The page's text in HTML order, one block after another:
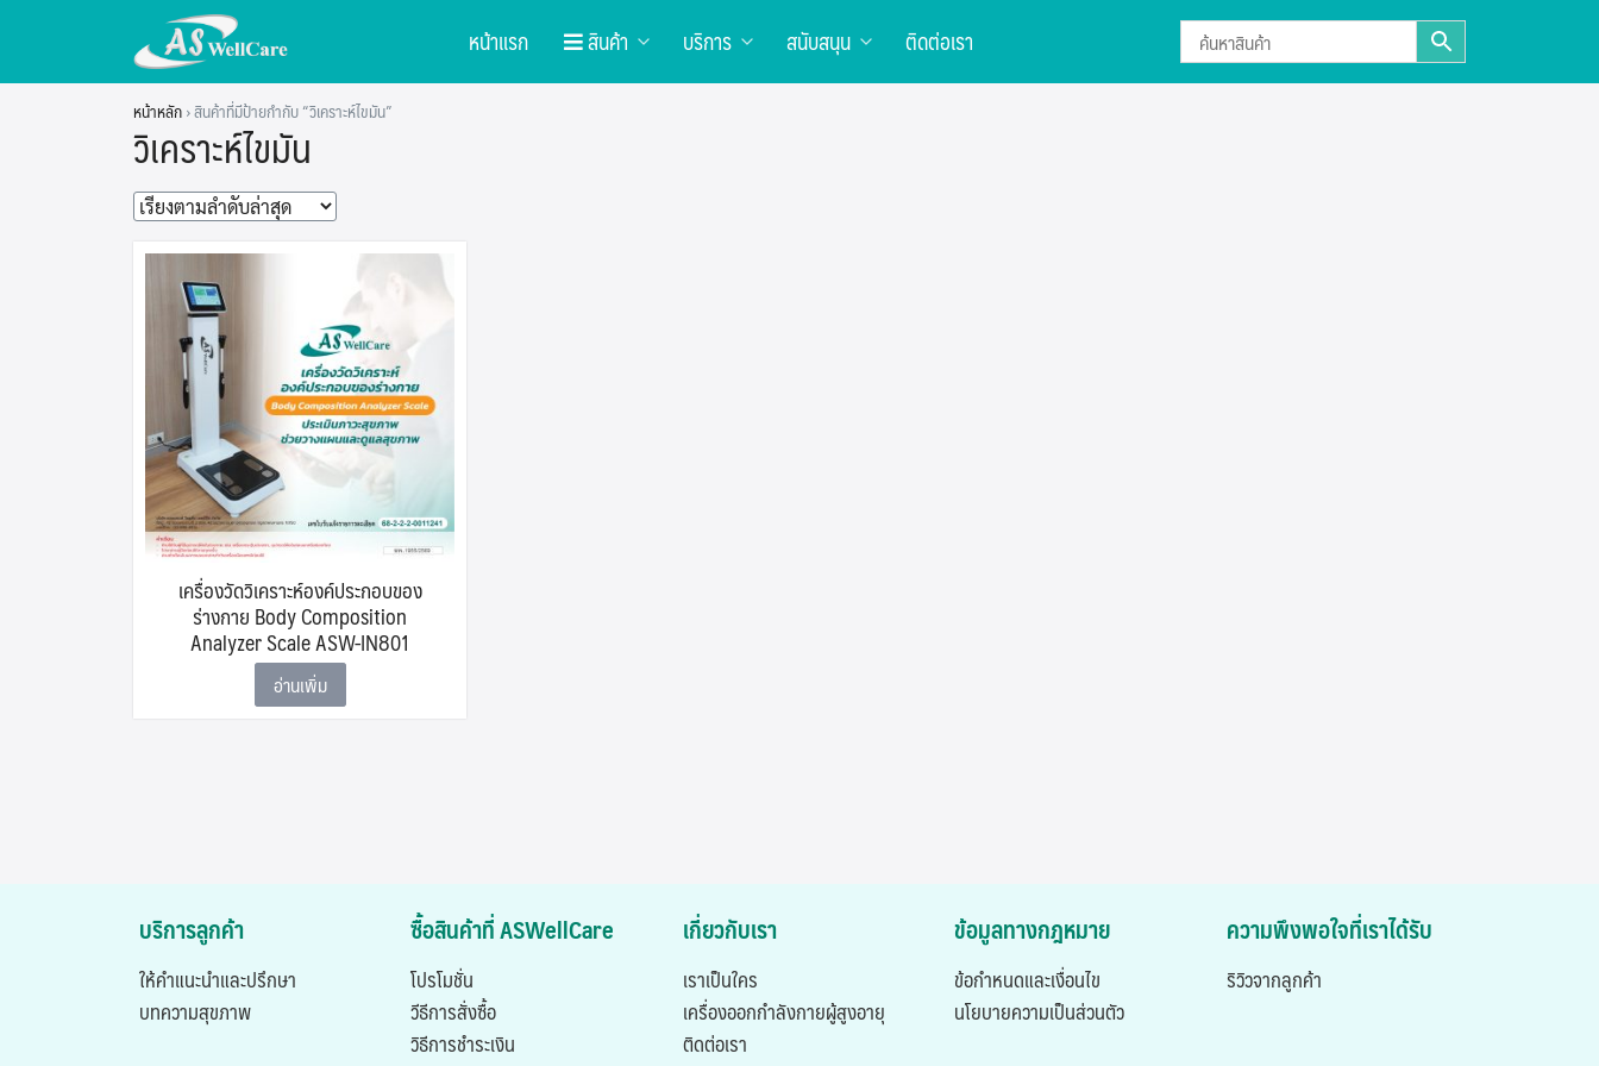
หน้าแรก สินค้า บริการ สนับสนุน ติดต่อเรา
หน้าหลัก›สินค้าที่มีป้ายกำกับ “วิเคราะห์ไขมัน”
วิเคราะห์ไขมัน
เครื่องวัดวิเคราะห์องค์ประกอบของ
ร่างกาย Body Composition
Analyzer Scale ASW-IN801
อ่านเพิ่ม
บริการลูกค้า
ให้คำแนะนำและปรึกษา
บทความสุขภาพ
ซื้อสินค้าที่ ASWellCare
โปรโมชั่น
วีธีการสั่งซื้อ
วิธีการชำระเงิน
เกี่ยวกับเรา
เราเป็นใคร
เครื่องออกกำลังกายผู้สูงอายุ
ติดต่อเรา
ข้อมูลทางกฎหมาย
ข้อกำหนดและเงื่อนไข
นโยบายความเป็นส่วนตัว
ความพึงพอใจที่เราได้รับ
ริวิวจากลูกค้า